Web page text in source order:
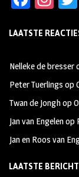
b
oo
k
ag
m
LAATSTE
Nelleke de bresser
Peter Tuerlings op
Twan de Jonghop
Jan van Engelenop
Jan en Roos van
LAATSTE